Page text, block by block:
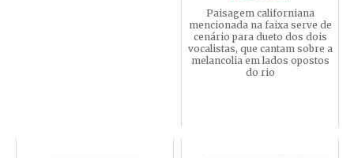
Paisagem californiana
mencionada na faixa serve de
cenário para dueto dos dois
vocalistas, que cantam sobre a
melancolia em lados opostos
do rio